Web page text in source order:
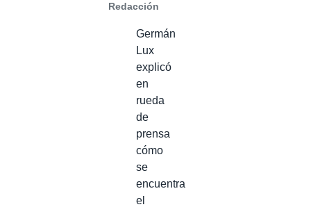
Redacción
Germán
Lux
explicó
en
rueda
de
prensa
cómo
se
encuentra
el